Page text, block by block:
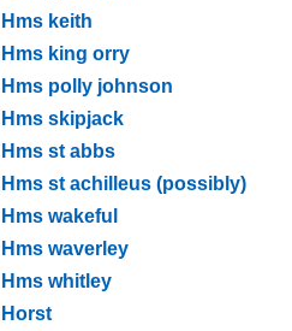
Hms keith
Hms king orry
Hms polly johnson
Hms skipjack
Hms st abbs
Hms st achilleus (possibly)
Hms wakeful
Hms waverley
Hms whitley
Horst